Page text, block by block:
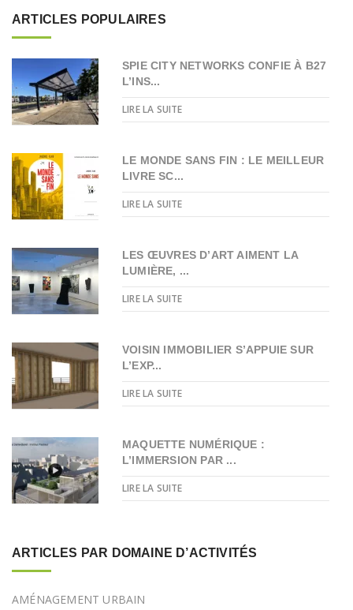
ARTICLES POPULAIRES
SPIE CITY NETWORKS CONFIE À B27
L’INS...
LIRE LA SUITE
LE MONDE SANS FIN : LE MEILLEUR
LIVRE SC...
LIRE LA SUITE
LES ŒUVRES D’ART AIMENT LA
LUMIÈRE, ...
LIRE LA SUITE
VOISIN IMMOBILIER S’APPUIE SUR
L’EXP...
LIRE LA SUITE
MAQUETTE NUMÉRIQUE :
L’IMMERSION PAR ...
LIRE LA SUITE
ARTICLES PAR DOMAINE D’ACTIVITÉS
AMÉNAGEMENT URBAIN